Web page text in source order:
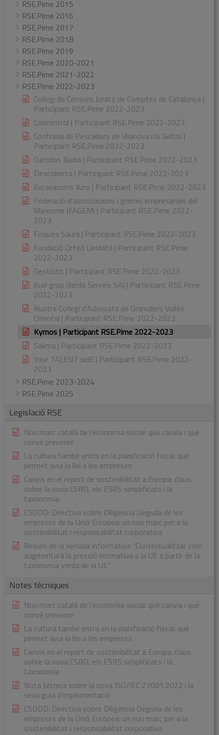
RSE.Pime 2015
RSE.Pime 2016
RSE.Pime 2017
RSE.Pime 2018
RSE.Pime 2019
RSE.Pime 2020-2021
RSE.Pime 2021-2022
RSE.Pime 2022-2023
Col·legi de Censors Jurats de Comptes de Catalunya |
Participant RSE.Pime 2022-2023
Concentrol | Participant RSE.Pime 2022-2023
Confraria de Pescadors de Vilanova i la Geltrú |
Participant RSE.Pime 2022-2023
Curtidos Badia | Participant RSE.Pime 2022-2023
Descoberta | Participant RSE.Pime 2022-2023
Excavacions Iluro | Participant RSE.Pime 2022-2023
Federació d'associacions i gremis empresarials del
Maresme (FAGEM) | Participant RSE.Pime 2022-
2023
Finques Saura | Participant RSE.Pime 2022-2023
Fundació Orfeó Lleidatà | Participant RSE.Pime
2022-2023
Gestiotic | Participant RSE.Pime 2022-2023
Ilser grup (Ilerda Serveis SA) | Participant RSE.Pime
2022-2023
Il·lustre Col·legi d'Advocats de Granollers Vallès
Oriental | Participant RSE.Pime 2022-2023
Kymos | Participant RSE.Pime 2022-2023
Sakma | Participant RSE.Pime 2022-2023
Your TALENT sidE | Participant RSE.Pime 2022-
2023
RSE.Pime 2023-2024
RSE.Pime 2025
Legislació RSE
Nou marc català de l’economia social: què canvia i què
convé preveure
La cultura també entra en la planificació fiscal: què
permet avui la llei a les empreses
Canvis en el report de sostenibilitat a Europa: claus
sobre la nova CSRD, els ESRS simplificats i la
taxonomia
CSDDD: Directiva sobre Diligència Deguda de les
empreses de la Unió Europea: un nou marc per a la
sostenibilitat i responsabilitat corporativa
Resum de la xerrada informativa “Contextualitzar com
augmentarà la pressió normativa a la UE a partir de la
taxonomia verda de la UE”
Notes tècniques
Nou marc català de l’economia social: què canvia i què
convé preveure
La cultura també entra en la planificació fiscal: què
permet avui la llei a les empreses
Canvis en el report de sostenibilitat a Europa: claus
sobre la nova CSRD, els ESRS simplificats i la
taxonomia
Nota tècnica sobre la nova ISO/IEC 27001:2022 i la
seva guia d’implementació
CSDDD: Directiva sobre Diligència Deguda de les
empreses de la Unió Europea: un nou marc per a la
sostenibilitat i responsabilitat corporativa